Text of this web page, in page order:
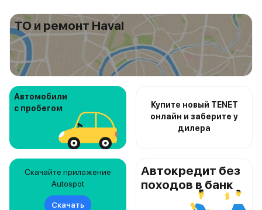
ТО и ремонт Haval
Автомобили
с пробегом
Купите новый TENET
онлайн и заберите у
дилера
Скачайте приложение
Autospot
Скачать
Автокредит без
походов в банк